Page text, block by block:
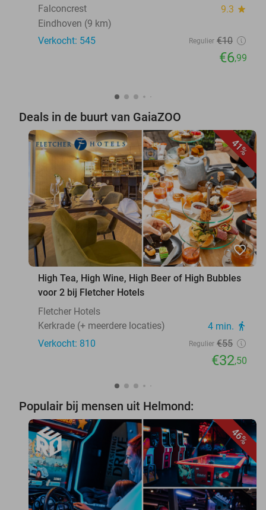
Falconcrest
9.3 star
Eindhoven (9 km)
Verkocht: 545
Regulier €10
€6,99
Deals in de buurt van GaiaZOO
41%
favorite_border
High Tea, High Wine, High Beer of High Bubbles
voor 2 bij Fletcher Hotels
Fletcher Hotels
Kerkrade (+ meerdere locaties)
4 min. directions_walk
Verkocht: 810 Regulier €55
€32,50
Populair bij mensen uit Helmond:
46%